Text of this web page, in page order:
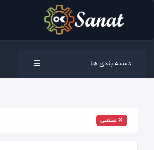
دسته بندی ها
صنعتی